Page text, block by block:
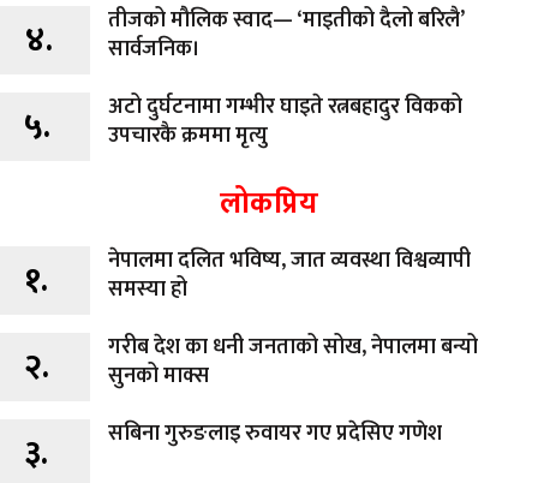
४.
तीजको मौलिक स्वाद— ‘माइतीको दैलो बरिलै’
सार्वजनिक।
५.
अटो दुर्घटनामा गम्भीर घाइते रत्नबहादुर विकको
उपचारकै क्रममा मृत्यु
लोकप्रिय
१.
नेपालमा दलित भविष्य, जात व्यवस्था विश्वव्यापी
समस्या हो
२.
गरीब देश का धनी जनताको सोख, नेपालमा बन्यो
सुनको माक्स
३. सबिना गुरुङलाइ रुवायर गए प्रदेसिए गणेश